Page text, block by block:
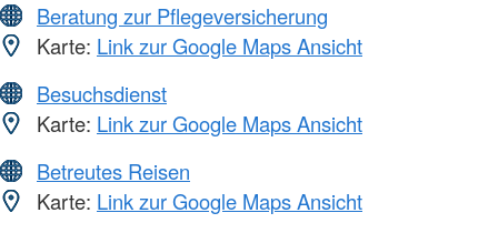
Beratung zur Pflegeversicherung
Karte: Link zur Google Maps Ansicht
Besuchsdienst
Karte: Link zur Google Maps Ansicht
Betreutes Reisen
Karte: Link zur Google Maps Ansicht